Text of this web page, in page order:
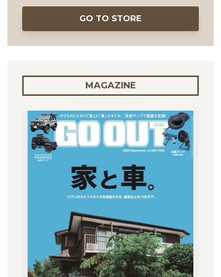
GO TO STORE
MAGAZINE